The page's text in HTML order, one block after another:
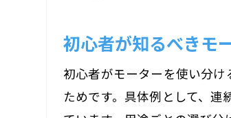
初心者が知るべきモ
初心者がモーターを使い分
ためです。具体例として、連